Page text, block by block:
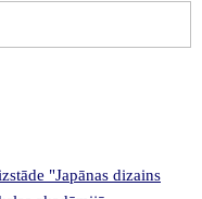
"Japānas dizains